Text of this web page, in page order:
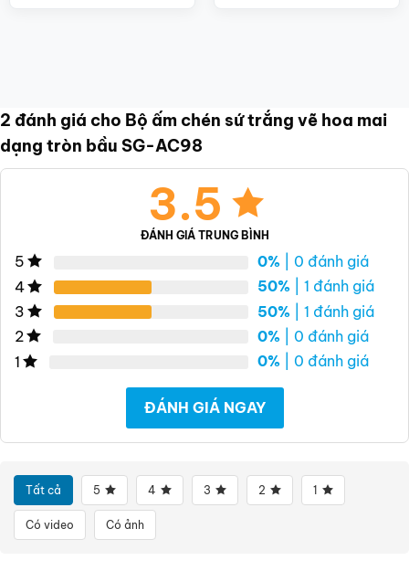
2 đánh giá cho Bộ ấm chén sứ trắng vẽ hoa mai
dạng tròn bầu SG-AC98
3.5
ĐÁNH GIÁ TRUNG BÌNH
5 0% | 0 đánh giá
4
50% | 1 đánh giá
3
50% | 1 đánh giá
2
0% | 0 đánh giá
1
0% | 0 đánh giá
ĐÁNH GIÁ NGAY
Tất cả 5 4 3 2 1
Có video Có ảnh